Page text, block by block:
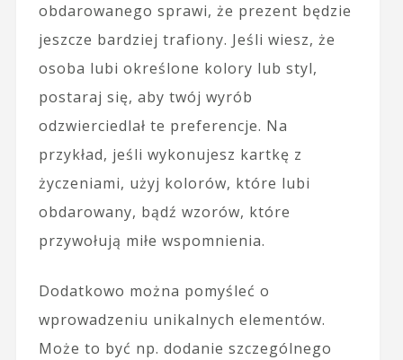
obdarowanego sprawi, że prezent będzie
jeszcze bardziej trafiony. Jeśli wiesz, że
osoba lubi określone kolory lub styl,
postaraj się, aby twój wyrób
odzwierciedlał te preferencje. Na
przykład, jeśli wykonujesz kartkę z
życzeniami, użyj kolorów, które lubi
obdarowany, bądź wzorów, które
przywołują miłe wspomnienia.
Dodatkowo można pomyśleć o
wprowadzeniu unikalnych elementów.
Może to być np. dodanie szczególnego